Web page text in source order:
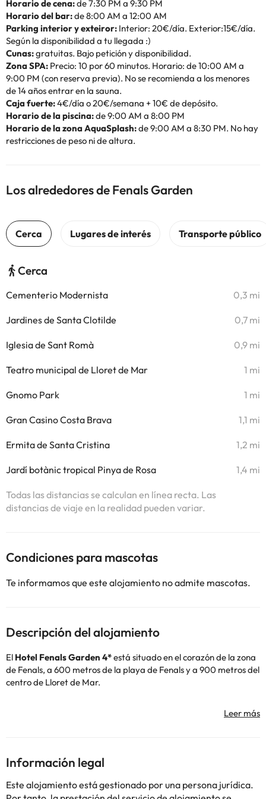
Horario de cena:de 7:30 PM a 9:30 PM
Horario del bar:de 8:00 AM a 12:00 AM
Parking interior y exteiror: Interior: 20€/día. Exterior:15€/día.
Según la disponibilidad a tu llegada :)
Cunas:gratuitas. Bajo petición y disponibilidad.
Zona SPA: Precio: 10 por 60 minutos. Horario: de 10:00 AM a
9:00 PM (con reserva previa). No se recomienda a los menores
de 14 años entrar en la sauna.
Caja fuerte:4€/día o 20€/semana + 10€ de depósito.
Horario de la piscina:de 9:00 AM a 8:00 PM
Horario de la zona AquaSplash:de 9:00 AM a 8:30 PM. No hay
restricciones de peso ni de altura.
Los alrededores de Fenals Garden
Cerca
Cementerio Modernista 0,3 mi
Jardines de Santa Clotilde 0,7 mi
Iglesia de Sant Romà 0,9 mi
Teatro municipal de Lloret de Mar 1 mi
Gnomo Park 1 mi
Gran Casino Costa Brava 1,1 mi
Ermita de Santa Cristina 1,2 mi
Jardí botànic tropical Pinya de Rosa 1,4 mi
Todas las distancias se calculan en línea recta. Las
distancias de viaje en la realidad pueden variar.
Condiciones para mascotas
Te informamos que este alojamiento no admite mascotas.
Descripción del alojamiento
El Hotel Fenals Garden 4*está situado en el corazón de la zona
de Fenals, a 600 metros de la playa de Fenals y a 900 metros del
centro de Lloret de Mar.
El hotel dispone de recepción 24 horas, para que te puedan
Las habitaciones disponen de conexión wifi gratuita, aire
acondicionado, televisión, teléfono, caja fuerte (de pago), mesa-
escritorio y un baño equipado con bañera, secador de pelo y
Información legal
Este alojamiento está gestionado por una persona jurídica.